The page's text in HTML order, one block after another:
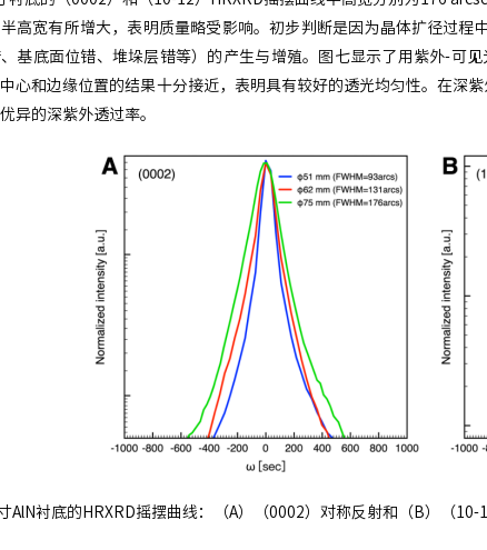
高宽有所增大，表明质量略受影响。初步判断是因为晶体扩径过程
基底面位错、堆垛层错等）的产生与增殖。图七显示了用紫外-可
心和边缘位置的结果十分接近，表明具有较好的透光均匀性。在深
异的深紫外透过率。
AlN衬底的HRXRD摇摆曲线：（A）（0002）对称反射和（B）（10-